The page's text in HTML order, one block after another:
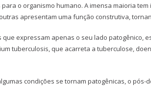
o organismo humano. A imensa maioria
apresentam uma função construtiva,
expressam apenas o seu lado patogênico,
tuberculosis, que acarreta a tuberculose,
condições se tornam patogênicas, o pós-